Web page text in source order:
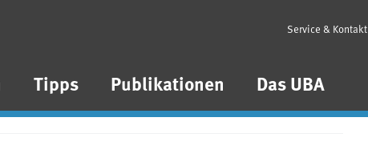
Tipps Publikationen Das UBA
Service & Kontakt